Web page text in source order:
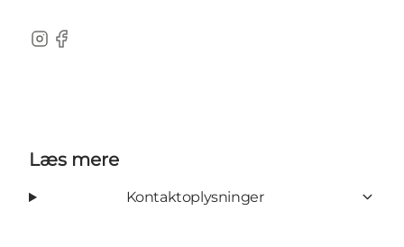
Instagram
Facebook
Læs mere
Kontaktoplysninger